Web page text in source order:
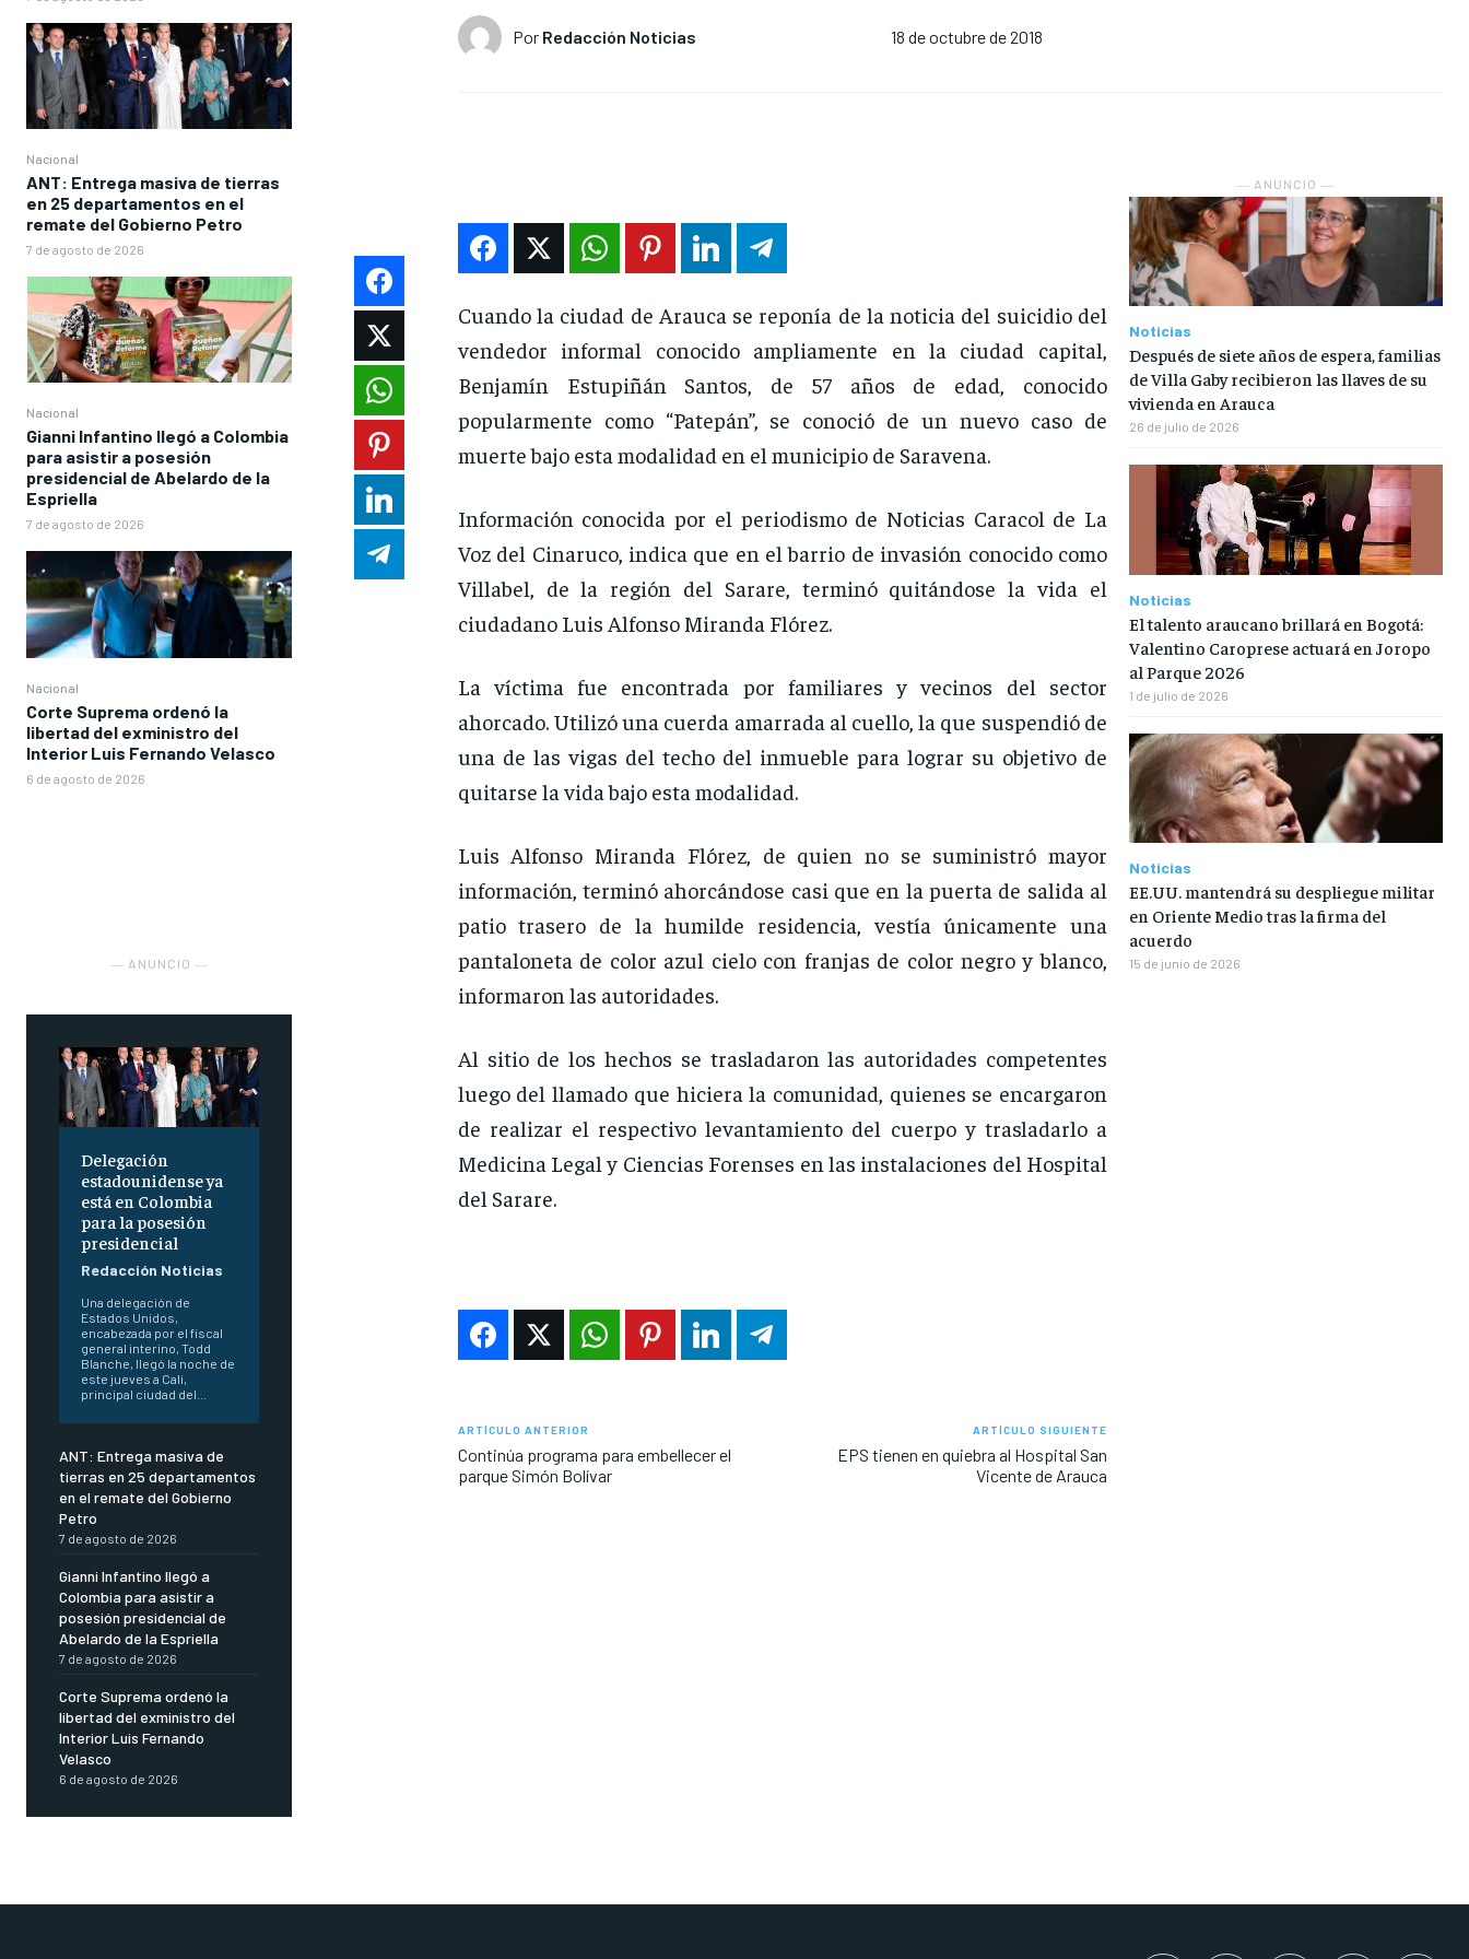
Nacional
ANT: Entrega masiva de tierras
en 25 departamentos en el
remate del Gobierno Petro
7 de agosto de 2026
Nacional
Gianni Infantino llegó a Colombia
para asistir a posesión
presidencial de Abelardo de la
Espriella
7 de agosto de 2026
Nacional
Corte Suprema ordenó la
libertad del exministro del
Interior Luis Fernando Velasco
6 de agosto de 2026
― ANUNCIO ―
Delegación
estadounidense ya
está en Colombia
para la posesión
presidencial
Redacción Noticias
Una delegación de
Estados Unidos,
encabezada por el fiscal
general interino, Todd
Blanche, llegó la noche de
este jueves a Cali,
principal ciudad del...
ANT: Entrega masiva de
tierras en 25 departamentos
en el remate del Gobierno
Petro
7 de agosto de 2026
Gianni Infantino llegó a
Colombia para asistir a
posesión presidencial de
Abelardo de la Espriella
7 de agosto de 2026
Corte Suprema ordenó la
libertad del exministro del
Interior Luis Fernando
Velasco
6 de agosto de 2026
Por Redacción Noticias 18 de octubre de 2018
Cuando la ciudad de Arauca se reponía de la noticia del suicidio del
vendedor informal conocido ampliamente en la ciudad capital,
Benjamín Estupiñán Santos, de 57 años de edad, conocido
popularmente como “Patepán”, se conoció de un nuevo caso de
muerte bajo esta modalidad en el municipio de Saravena.
Información conocida por el periodismo de Noticias Caracol de La
Voz del Cinaruco, indica que en el barrio de invasión conocido como
Villabel, de la región del Sarare, terminó quitándose la vida el
ciudadano Luis Alfonso Miranda Flórez.
La víctima fue encontrada por familiares y vecinos del sector
ahorcado. Utilizó una cuerda amarrada al cuello, la que suspendió de
una de las vigas del techo del inmueble para lograr su objetivo de
quitarse la vida bajo esta modalidad.
Luis Alfonso Miranda Flórez, de quien no se suministró mayor
información, terminó ahorcándose casi que en la puerta de salida al
patio trasero de la humilde residencia, vestía únicamente una
pantaloneta de color azul cielo con franjas de color negro y blanco,
informaron las autoridades.
Al sitio de los hechos se trasladaron las autoridades competentes
luego del llamado que hiciera la comunidad, quienes se encargaron
de realizar el respectivo levantamiento del cuerpo y trasladarlo a
Medicina Legal y Ciencias Forenses en las instalaciones del Hospital
del Sarare.
ARTÍCULO ANTERIOR
Continúa programa para embellecer el
parque Simón Bolívar
ARTÍCULO SIGUIENTE
EPS tienen en quiebra al Hospital San
Vicente de Arauca
― ANUNCIO ―
Noticias
Después de siete años de espera, familias
de Villa Gaby recibieron las llaves de su
vivienda en Arauca
26 de julio de 2026
Noticias
El talento araucano brillará en Bogotá:
Valentino Caroprese actuará en Joropo
al Parque 2026
1 de julio de 2026
Noticias
EE.UU. mantendrá su despliegue militar
en Oriente Medio tras la firma del
acuerdo
15 de junio de 2026